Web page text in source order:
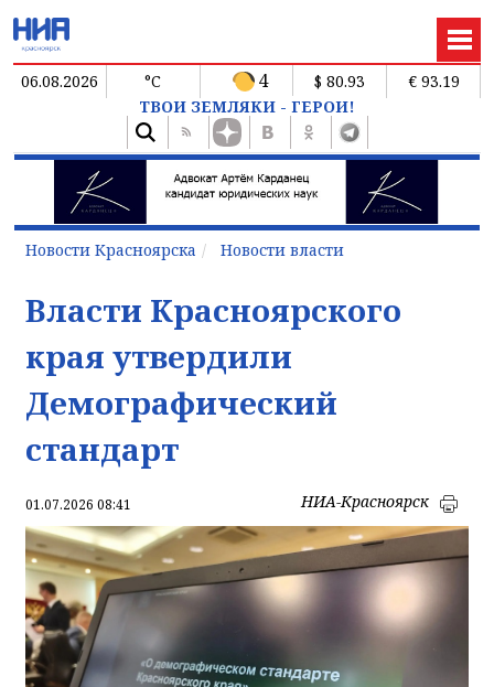
06.08.2026 °C 4 $ 80.93
€ 93.19
ТВОИ ЗЕМЛЯКИ - ГЕРОИ!
Новости Красноярска Новости власти
Власти Красноярского
края утвердили
Демографический
стандарт
01.07.2026 08:41 НИА-Красноярск